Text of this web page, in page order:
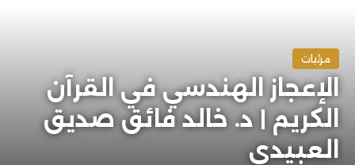
مرئيات
الإعجاز الهندسي في القرآن
الكريم | د. خالد فائق صديق
العبيدي